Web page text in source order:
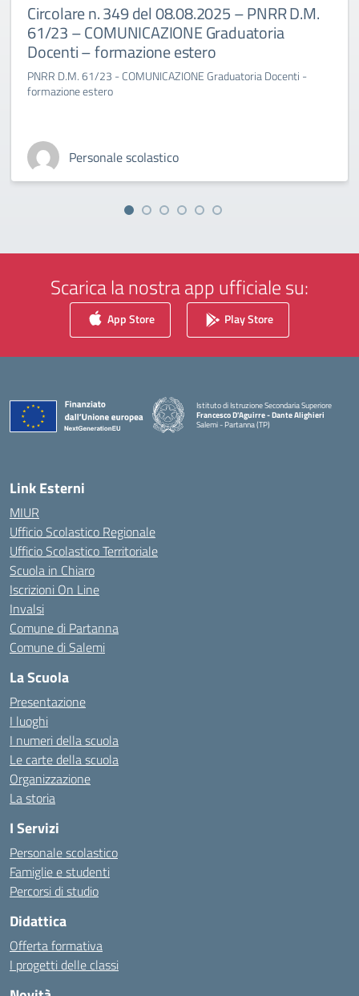
Circolare n. 349 del 08.08.2025 – PNRR D.M.
61/23 – COMUNICAZIONE Graduatoria
Docenti – formazione estero
PNRR D.M. 61/23 - COMUNICAZIONE Graduatoria Docenti -
formazione estero
Personale scolastico
Scarica la nostra app ufficiale su:
App Store Play Store
Istituto di Istruzione Secondaria Superiore
Francesco D'Aguirre - Dante Alighieri
Salemi - Partanna (TP)
Link Esterni
MIUR
Ufficio Scolastico Regionale
Ufficio Scolastico Territoriale
Scuola in Chiaro
Iscrizioni On Line
Invalsi
Comune di Partanna
Comune di Salemi
La Scuola
Presentazione
I luoghi
I numeri della scuola
Le carte della scuola
Organizzazione
La storia
I Servizi
Personale scolastico
Famiglie e studenti
Percorsi di studio
Didattica
Offerta formativa
I progetti delle classi